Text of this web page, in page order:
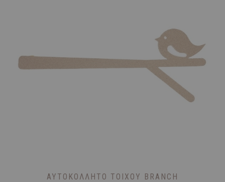
ΑΥΤΟΚΌΛΛΗΤΟ ΤΟΊΧΟΥ BRANCH